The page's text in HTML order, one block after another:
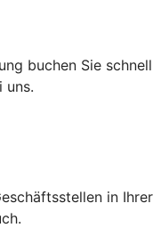
buchen Sie schnell
uns.
in Ihrer